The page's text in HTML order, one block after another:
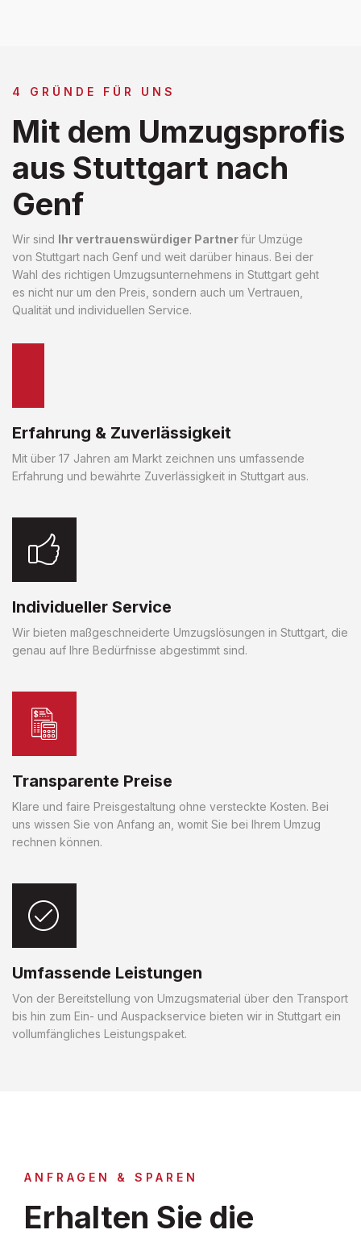
4 GRÜNDE FÜR UNS
Mit dem Umzugsprofis
aus Stuttgart nach
Genf
Wir sind Ihr vertrauenswürdiger Partnerfür Umzüge
von Stuttgart nach Genf und weit darüber hinaus. Bei der
Wahl des richtigen Umzugsunternehmens in Stuttgart geht
es nicht nur um den Preis, sondern auch um Vertrauen,
Qualität und individuellen Service.
Erfahrung & Zuverlässigkeit
Mit über 17 Jahren am Markt zeichnen uns umfassende
Erfahrung und bewährte Zuverlässigkeit in Stuttgart aus.
Individueller Service
Wir bieten maßgeschneiderte Umzugslösungen in Stuttgart, die
genau auf Ihre Bedürfnisse abgestimmt sind.
Transparente Preise
Klare und faire Preisgestaltung ohne versteckte Kosten. Bei
uns wissen Sie von Anfang an, womit Sie bei Ihrem Umzug
rechnen können.
Umfassende Leistungen
Von der Bereitstellung von Umzugsmaterial über den Transport
bis hin zum Ein- und Auspackservice bieten wir in Stuttgart ein
vollumfängliches Leistungspaket.
ANFRAGEN & SPAREN
Erhalten Sie die